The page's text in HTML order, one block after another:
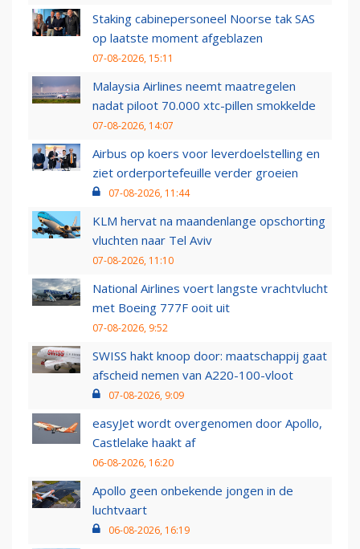
Staking cabinepersoneel Noorse tak SAS
op laatste moment afgeblazen
07-08-2026, 15:11
Malaysia Airlines neemt maatregelen
nadat piloot 70.000 xtc-pillen smokkelde
07-08-2026, 14:07
Airbus op koers voor leverdoelstelling en
ziet orderportefeuille verder groeien
07-08-2026, 11:44
KLM hervat na maandenlange opschorting
vluchten naar Tel Aviv
07-08-2026, 11:10
National Airlines voert langste vrachtvlucht
met Boeing 777F ooit uit
07-08-2026, 9:52
SWISS hakt knoop door: maatschappij gaat
afscheid nemen van A220-100-vloot
07-08-2026, 9:09
easyJet wordt overgenomen door Apollo,
Castlelake haakt af
06-08-2026, 16:20
Apollo geen onbekende jongen in de
luchtvaart
06-08-2026, 16:19